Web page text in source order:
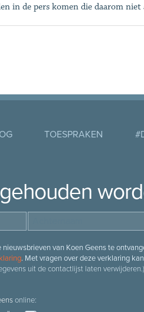
in de pers komen die daarom
TOESPRAKEN
van Koen Geens te
. Met vragen over deze verklaring
uit de contactlijst laten verwijderen.)
online: